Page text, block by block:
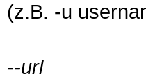
(z.B. -u
--url